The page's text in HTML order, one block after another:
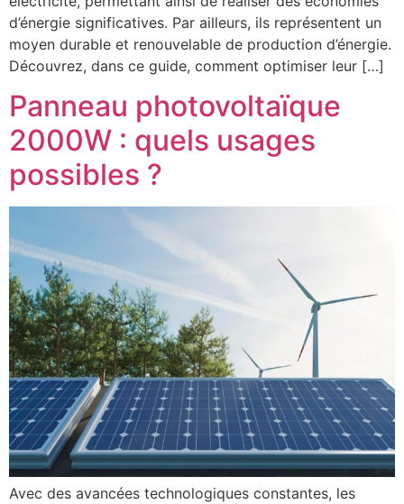
d’énergie significatives. Par ailleurs, ils représentent un
moyen durable et renouvelable de production d’énergie.
Découvrez, dans ce guide, comment optimiser leur […]
Panneau photovoltaïque
2000W : quels usages
possibles ?
Avec des avancées technologiques constantes, les